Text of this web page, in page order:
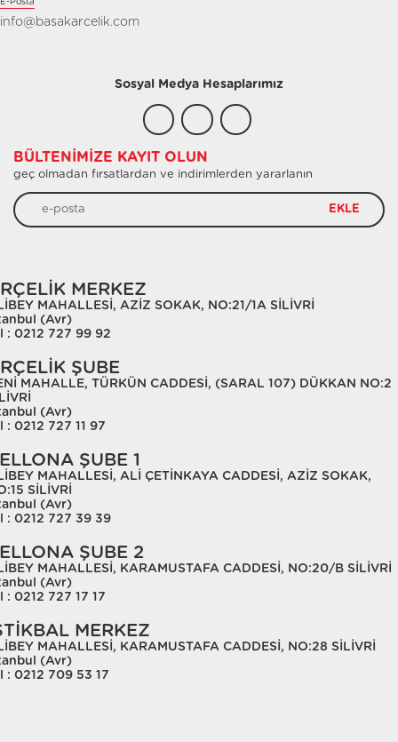
E-Posta
info@basakarcelik.com
Sosyal Medya Hesaplarımız
BÜLTENIMIZE KAYIT OLUN
geç olmadan fırsatlardan ve indirimlerden yararlanın
EKLE
MERKEZ
MAHALLESİ, AZİZ SOKAK, NO:21/1A SİLİVRİ
(Avr)
: 0212 727 99 92
ŞUBE
MAHALLE, TÜRKÜN CADDESİ, (SARAL 107) DÜKKAN NO:2
(Avr)
: 0212 727 11 97
ŞUBE 1
MAHALLESİ, ALİ ÇETİNKAYA CADDESİ, AZİZ SOKAK,
SİLİVRİ
(Avr)
: 0212 727 39 39
ŞUBE 2
MAHALLESİ, KARAMUSTAFA CADDESİ, NO:20/B SİLİVRİ
(Avr)
: 0212 727 17 17
MERKEZ
MAHALLESİ, KARAMUSTAFA CADDESİ, NO:28 SİLİVRİ
(Avr)
: 0212 709 53 17